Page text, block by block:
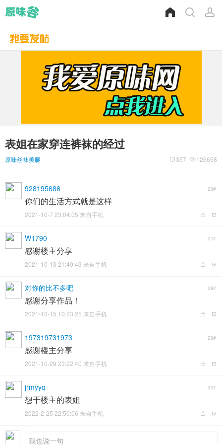
表姐在家穿连裤袜的经过
原味丝袜美腿 126658
357
928195686 26#
你们的生活方式就是这样
2021-10-7 23:04:05 来自手机
W1790 27#
感谢楼主分享
2021-10-13 21:49:43 来自手机
对你的比不多吧 28#
感谢分享作品！
2021-10-15 10:23:25 来自手机
197319731973 29#
感谢楼主分享
2021-10-29 23:22:40 来自手机
jrmyyq 30#
想干楼主的表姐
2022-2-25 22:50:06 来自手机